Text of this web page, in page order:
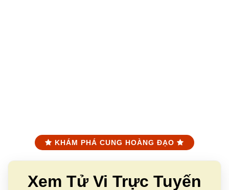
KHÁM PHÁ CUNG HOÀNG ĐẠO